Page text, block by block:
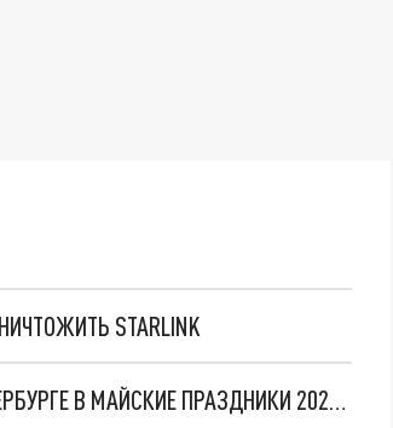
STARLINK
КАК БУДЕТ РАБОТАТЬ ОБЩЕСТВЕННЫЙ ТРАНСПОРТ В ПЕТЕРБУРГЕ В МАЙСКИЕ ПРАЗДНИКИ 2023: ИЗМЕНЕННЫЙ ГРАФИК